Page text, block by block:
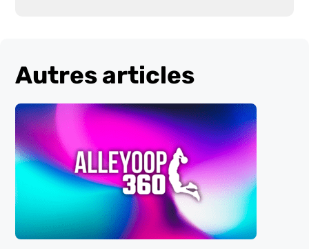
Autres articles